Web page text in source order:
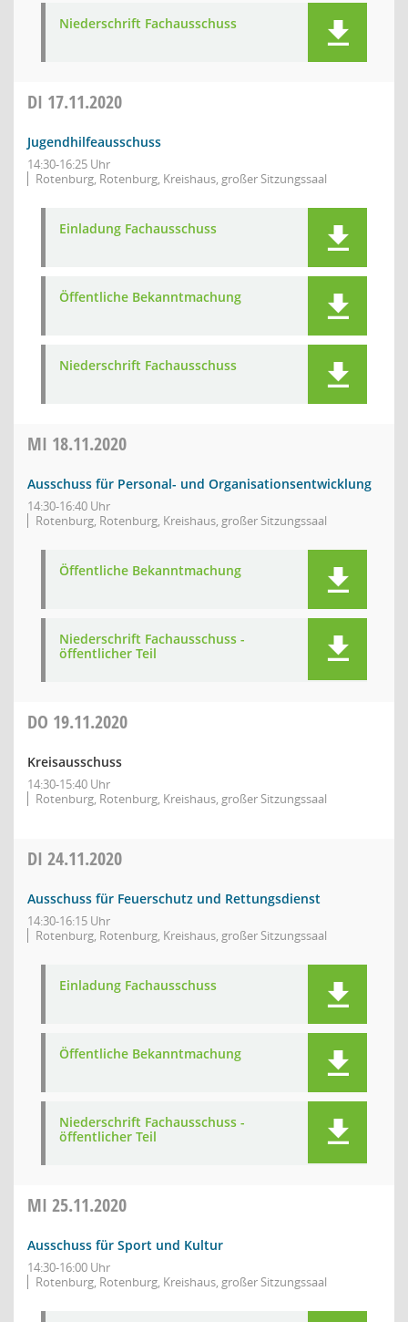
Niederschrift Fachausschuss
DI 17.11.2020
Jugendhilfeausschuss
14:30-16:25 Uhr
Rotenburg, Rotenburg, Kreishaus, großer Sitzungssaal
Einladung Fachausschuss
Öffentliche Bekanntmachung
Niederschrift Fachausschuss
MI 18.11.2020
Ausschuss für Personal- und Organisationsentwicklung
14:30-16:40 Uhr
Rotenburg, Rotenburg, Kreishaus, großer Sitzungssaal
Öffentliche Bekanntmachung
Niederschrift Fachausschuss -
öffentlicher Teil
DO 19.11.2020
Kreisausschuss
14:30-15:40 Uhr
Rotenburg, Rotenburg, Kreishaus, großer Sitzungssaal
DI 24.11.2020
Ausschuss für Feuerschutz und Rettungsdienst
14:30-16:15 Uhr
Rotenburg, Rotenburg, Kreishaus, großer Sitzungssaal
Einladung Fachausschuss
Öffentliche Bekanntmachung
Niederschrift Fachausschuss -
öffentlicher Teil
MI 25.11.2020
Ausschuss für Sport und Kultur
14:30-16:00 Uhr
Rotenburg, Rotenburg, Kreishaus, großer Sitzungssaal